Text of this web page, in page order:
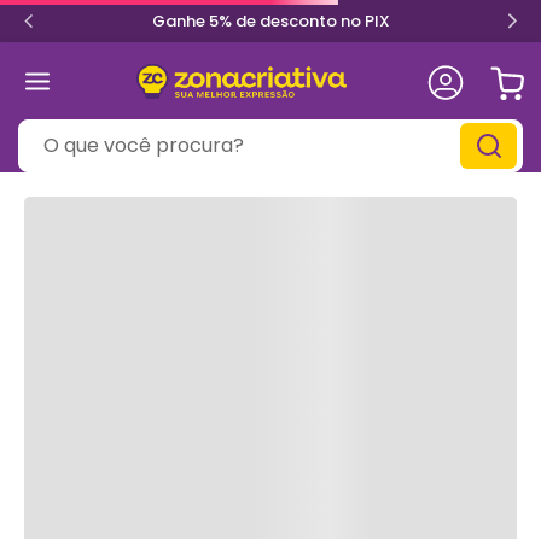
Ganhe 5% de desconto no PIX
O que você procura?